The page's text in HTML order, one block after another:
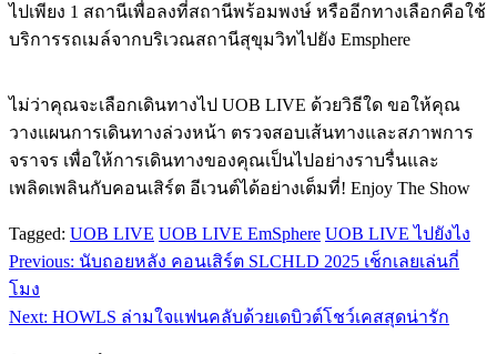
ไปเพียง 1 สถานีเพื่อลงที่สถานีพร้อมพงษ์ หรืออีกทางเลือกคือใช้
บริการรถเมล์จากบริเวณสถานีสุขุมวิทไปยัง Emsphere
ไม่ว่าคุณจะเลือกเดินทางไป UOB LIVE ด้วยวิธีใด ขอให้คุณ
วางแผนการเดินทางล่วงหน้า ตรวจสอบเส้นทางและสภาพการ
จราจร เพื่อให้การเดินทางของคุณเป็นไปอย่างราบรื่นและ
เพลิดเพลินกับคอนเสิร์ต อีเวนต์ได้อย่างเต็มที่! Enjoy The Show
Tagged: UOB LIVE UOB LIVE EmSphere UOB LIVE ไปยังไง
แนะแนว
เรื่อง
Previous: นับถอยหลัง คอนเสิร์ต SLCHLD 2025 เช็กเลยเล่นกี่
โมง
Next: HOWLS ล่ามใจแฟนคลับด้วยเดบิวต์โชว์เคสสุดน่ารัก